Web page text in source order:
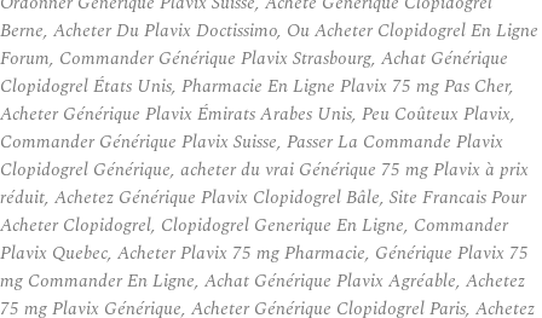
Berne, Acheter Du Plavix Doctissimo, Ou Acheter Clopidogrel En Ligne
Forum, Commander Générique Plavix Strasbourg, Achat Générique
Clopidogrel États Unis, Pharmacie En Ligne Plavix 75 mg Pas Cher,
Acheter Générique Plavix Émirats Arabes Unis, Peu Coûteux Plavix,
Commander Générique Plavix Suisse, Passer La Commande Plavix
Clopidogrel Générique, acheter du vrai Générique 75 mg Plavix à prix
réduit, Achetez Générique Plavix Clopidogrel Bâle, Site Francais Pour
Acheter Clopidogrel, Clopidogrel Generique En Ligne, Commander
Plavix Quebec, Acheter Plavix 75 mg Pharmacie, Générique Plavix 75
mg Commander En Ligne, Achat Générique Plavix Agréable, Achetez
75 mg Plavix Générique, Acheter Générique Clopidogrel Paris, Achetez